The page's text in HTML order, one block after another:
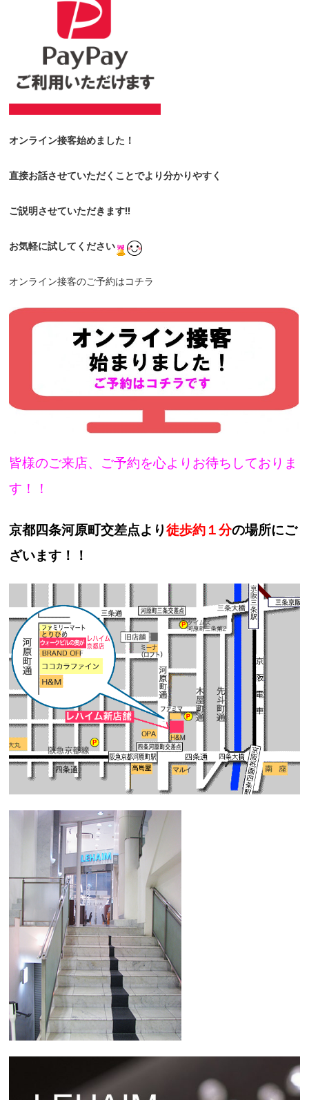
オンライン接客始めました！
直接お話させていただくことでより分かりやすく
ご説明させていただきます!!
お気軽に試してください
オンライン接客のご予約はコチラ
皆様のご来店、ご予約を心よりお待ちしておりま
す！！
京都四条河原町交差点より徒歩約１分の場所にご
ざいます！！